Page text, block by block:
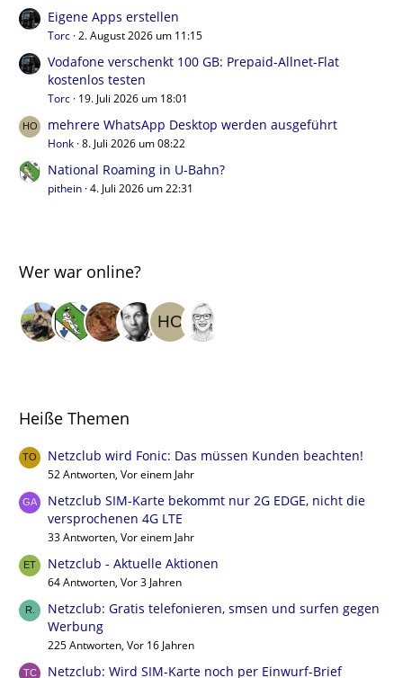
Eigene Apps erstellen
Torc 2. August 2026 um 11:15
Vodafone verschenkt 100 GB: Prepaid-Allnet-Flat
kostenlos testen
Torc 19. Juli 2026 um 18:01
mehrere WhatsApp Desktop werden ausgeführt
Honk 8. Juli 2026 um 08:22
National Roaming in U-Bahn?
pithein 4. Juli 2026 um 22:31
Wer war online?
Heiße Themen
Netzclub wird Fonic: Das müssen Kunden beachten!
52 Antworten, Vor einem Jahr
Netzclub SIM-Karte bekommt nur 2G EDGE, nicht die
versprochenen 4G LTE
33 Antworten, Vor einem Jahr
Netzclub - Aktuelle Aktionen
64 Antworten, Vor 3 Jahren
Netzclub: Gratis telefonieren, smsen und surfen gegen
Werbung
225 Antworten, Vor 16 Jahren
Netzclub: Wird SIM-Karte noch per Einwurf-Brief